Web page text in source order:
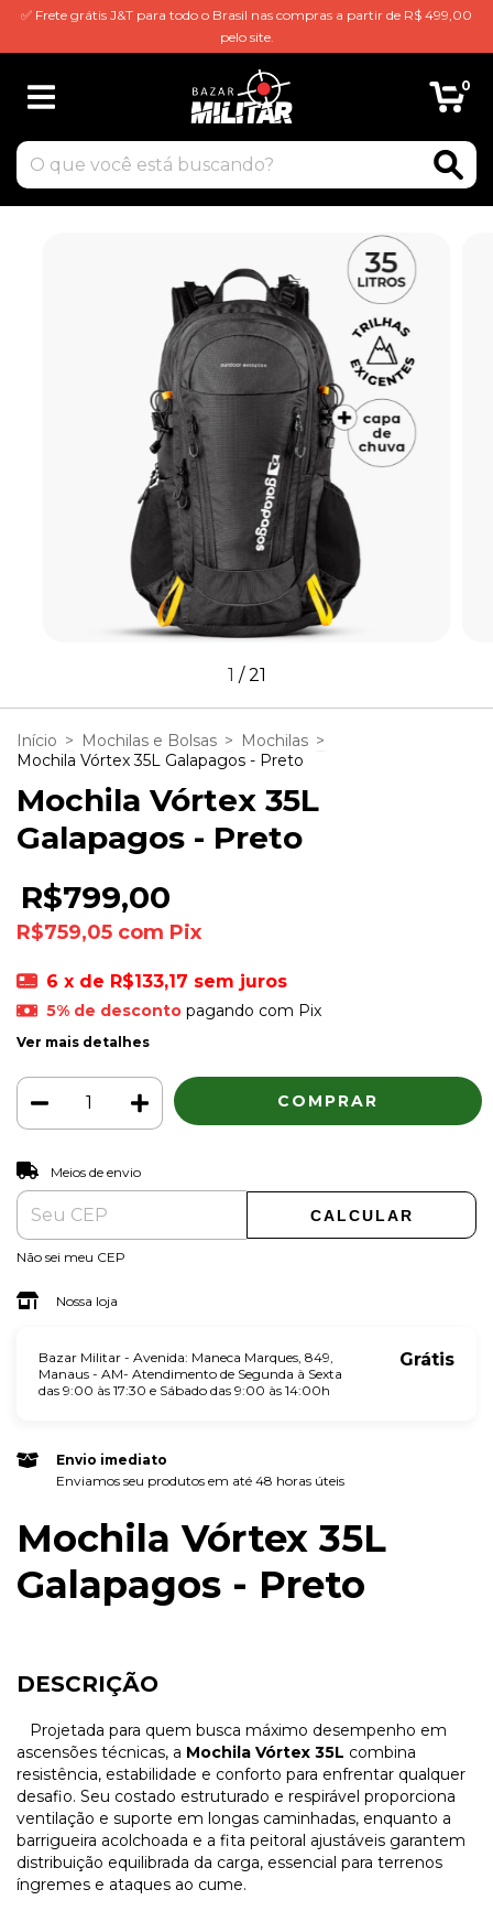
✅ Frete grátis J&T para todo o Brasil nas compras a partir de R$ 499,00
pelo site.
0
1 /21
Início > Mochilas e Bolsas > Mochilas >
Mochila Vórtex 35L Galapagos - Preto
Mochila Vórtex 35L
Galapagos - Preto
R$799,00
R$759,05 com Pix
6 x de R$133,17 sem juros
5% de descontopagando com Pix
Ver mais detalhes
Entregas para o CEP:
Meios de envio
CALCULAR
Não sei meu CEP
Nossa loja
Bazar Militar - Avenida: Maneca Marques, 849,
Manaus - AM- Atendimento de Segunda à Sexta
das 9:00 às 17:30 e Sábado das 9:00 às 14:00h
Grátis
Envio imediato
Enviamos seu produtos em até 48 horas úteis
Mochila Vórtex 35L
Galapagos - Preto
DESCRIÇÃO
Projetada para quem busca máximo desempenho em
ascensões técnicas, a Mochila Vórtex 35L combina
resistência, estabilidade e conforto para enfrentar qualquer
desafio. Seu costado estruturado e respirável proporciona
ventilação e suporte em longas caminhadas, enquanto a
barrigueira acolchoada e a fita peitoral ajustáveis garantem
distribuição equilibrada da carga, essencial para terrenos
íngremes e ataques ao cume.